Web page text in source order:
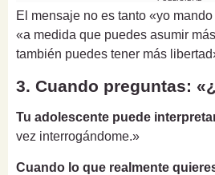
El mensaje no es tanto «yo
«a medida que puedes asumir
también puedes tener más
3. Cuando preguntas:
Tu adolescente puede
vez interrogándome.»
Cuando lo que realmente